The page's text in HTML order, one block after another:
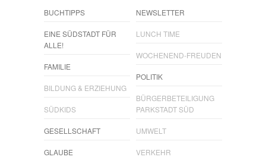
BUCHTIPPS
EINE SÜDSTADT FÜR
ALLE!
FAMILIE
BILDUNG & ERZIEHUNG
SÜDKIDS
GESELLSCHAFT
GLAUBE
NEWSLETTER
LUNCH TIME
WOCHENEND-FREUDEN
POLITIK
BÜRGERBETEILIGUNG
PARKSTADT SÜD
UMWELT
VERKEHR